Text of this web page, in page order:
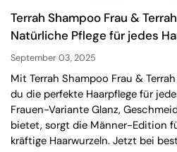
Terrah Shampoo Frau &
Natürliche Pflege für jedes
September 03, 2025
Mit Terrah Shampoo Frau &
du die perfekte Haarpflege für
Frauen-Variante Glanz,
bietet, sorgt die Männer-Edition
kräftige Haarwurzeln. Jetzt bei